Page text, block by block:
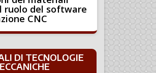
ruolo del software
CNC
DI TECNOLOGIE